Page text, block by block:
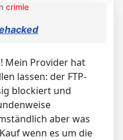
crimle
Mein Provider hat
lassen: der FTP-
blockiert und
aber was
wenn es um die